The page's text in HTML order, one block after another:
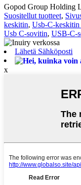
Gopod Group Holding
Suositellut tuotteet,
keskitin, Usb-C-
Usb C-sovitin, USB-C-
Lähetä Sähköposti
x